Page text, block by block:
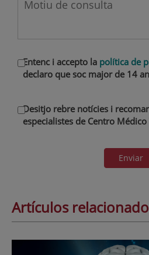
Entenc i accepto la política de
declaro que soc major de 14
Desitjo rebre notícies i
especialistes de Centro
Enviar
Artículos